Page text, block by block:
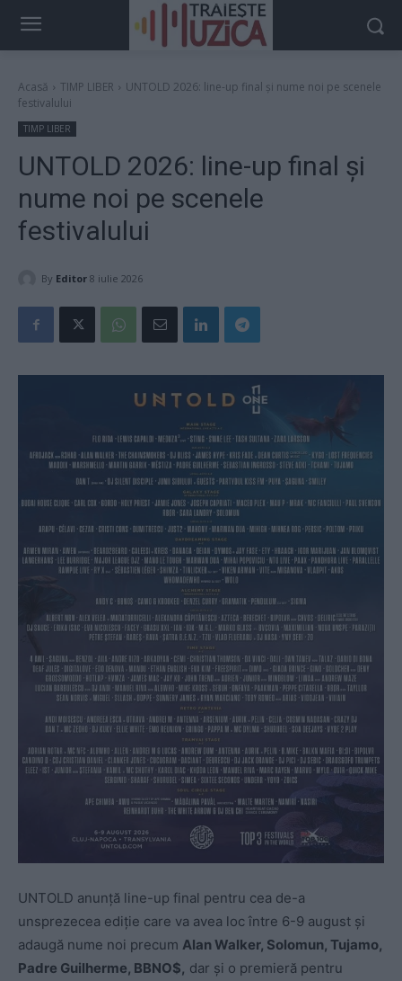
Acasă TIMP LIBER
UNTOLD 2026: line-up final și nume noi pe scenele
festivalului
TIMP LIBER
UNTOLD 2026: line-up final și
nume noi pe scenele
festivalului
By Editor 8 iulie 2026
UNTOLD anunță line-up final pentru cea de-a
unsprezecea ediție care va avea loc între 6-9 august și
adaugă nume noi precum Alan Walker, Solomun, Tujamo,
Padre Guilherme, BBNO$, dar și o premieră pentru